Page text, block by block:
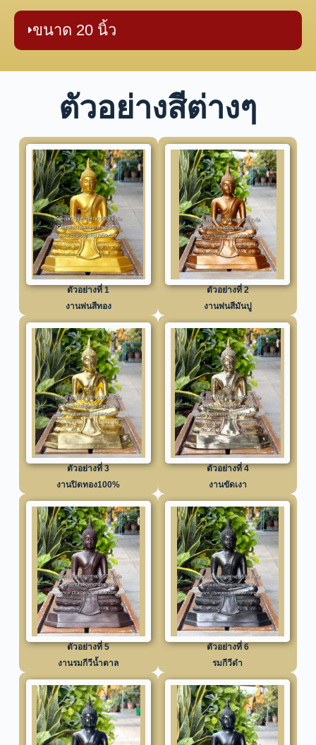
ขนาด 20 นิ้ว
ตัวอย่างสีต่างๆ
ตัวอย่างที่ 1
งานพ่นสีทอง
ตัวอย่างที่ 2
งานพ่นสีมันปู
ตัวอย่างที่ 3
งานปิดทอง100%
ตัวอย่างที่ 4
งานขัดเงา
ตัวอย่างที่ 5
งานรมกีวีน้ำตาล
ตัวอย่างที่ 6
รมกีวีดำ